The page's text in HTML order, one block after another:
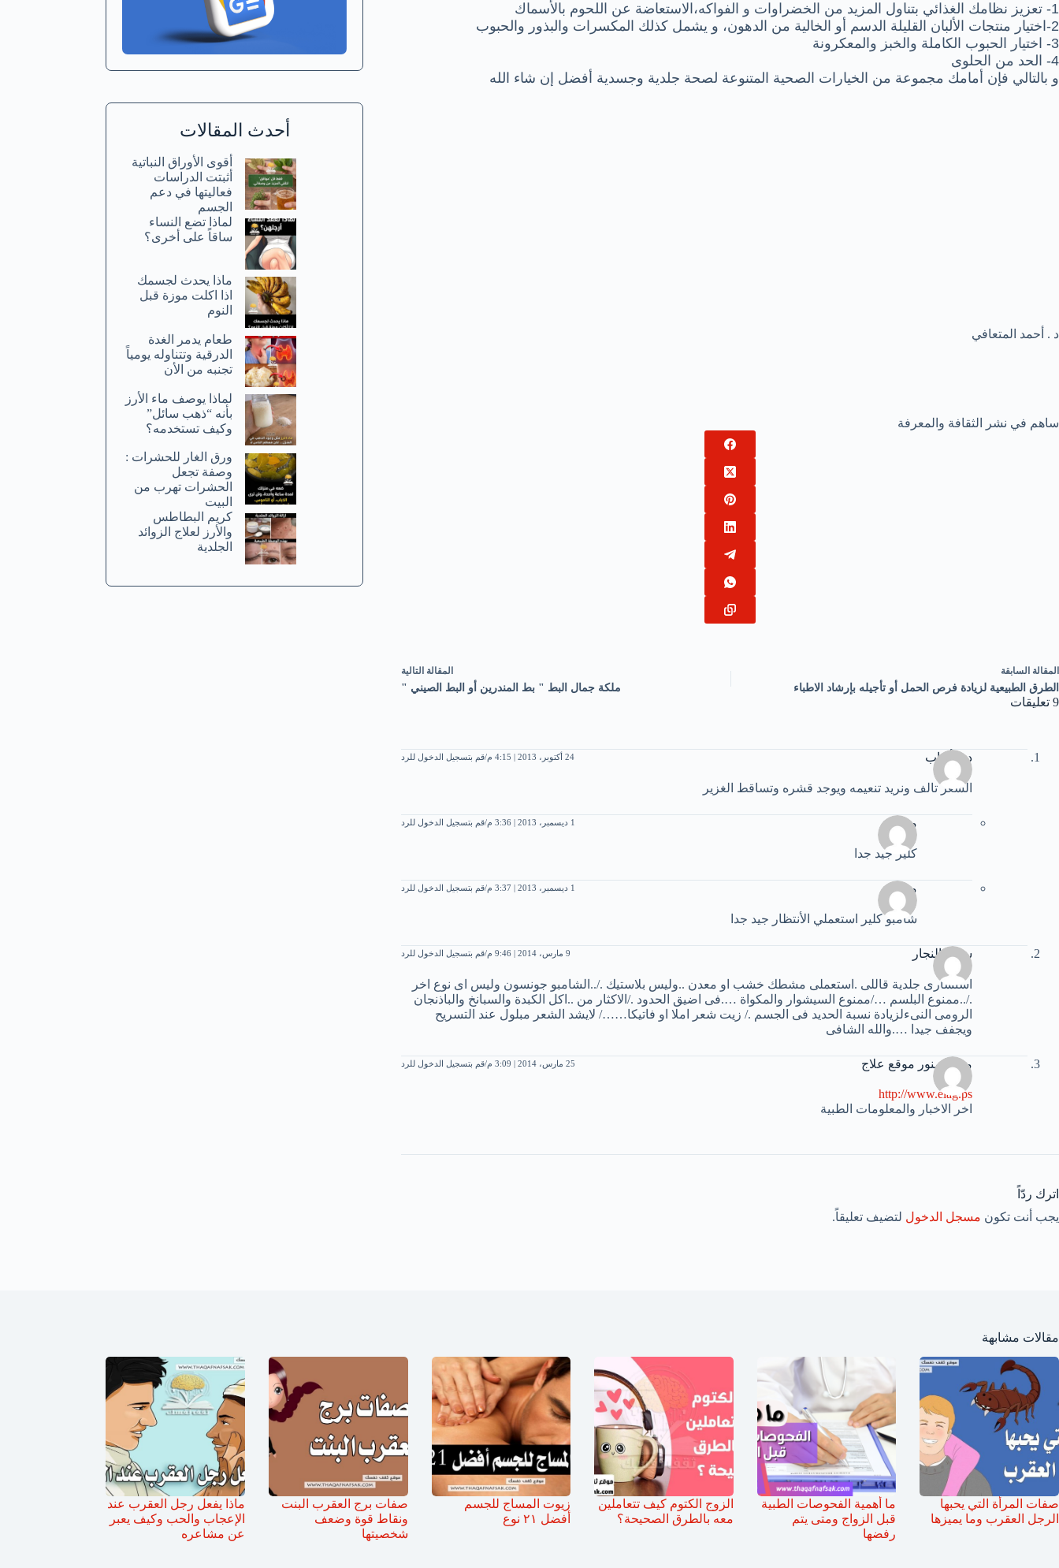
1- تعزيز نظامك الغذائي بتناول المزيد من الخضراوات و الفواكه،الاستعاضة عن اللحوم بالأسماك
2-اختيار منتجات الألبان القليلة الدسم أو الخالية من الدهون، و يشمل كذلك المكسرات والبذور والحبوب
3- اختيار الحبوب الكاملة والخبز والمعكرونة
4- الحد من الحلوى
و بالتالي فإن أمامك مجموعة من الخيارات الصحية المتنوعة لصحة جلدية وجسدية أفضل إن شاء الله
د . أحمد المتعافي
ساهم في نشر الثقافة والمعرفة
المقالة السابقة
الطرق الطبيعية لزيادة فرص الحمل أو تأجيله بإرشاد الاطباء
المقالة التالية
ملكة جمال البط " بط المندرين أو البط الصيني "
9 تعليقات
دينا أيهاب 24 أكتوبر، 2013 | 4:15 م قم بتسجيل الدخول للرد
الشعر تالف ونريد تنعيمه ويوجد قشره وتساقط الغزير
محمد 1 ديسمبر، 2013 | 3:36 م قم بتسجيل الدخول للرد
كلير جيد جدا
محمد 1 ديسمبر، 2013 | 3:37 م قم بتسجيل الدخول للرد
شامبو كلير استعملي الأنتظار جيد جدا
سوما النجار 9 مارس، 2014 | 9:46 م قم بتسجيل الدخول للرد
استشارى جلدية قاللى .استعملى مشطك خشب او معدن ..وليس بلاستيك ./..الشامبو جونسون وليس اى نوع اخر
./..ممنوع البلسم …/ممنوع السيشوار والمكواة ….فى اضيق الحدود ./الاكثار من ..اكل الكبدة والسبانخ والباذنجان
الرومى النىءلزيادة نسبة الحديد فى الجسم ./ زيت شعر املا او فاتيكا……/ لايشد الشعر مبلول عند التسريح
ويجفف جيدا ….والله الشافى
مركز منور موقع علاج 25 مارس، 2014 | 3:09 م قم بتسجيل الدخول للرد
http://www.elag.ps
اخر الاخبار والمعلومات الطبية
اترك ردّاً
يجب أنت تكون مسجل الدخول لتضيف تعليقاً.
أحدث المقالات
أقوى الأوراق النباتية
أثبتت الدراسات
فعاليتها في دعم
الجسم
لماذا تضع النساء
ساقاً على أخرى؟
ماذا يحدث لجسمك
اذا اكلت موزة قبل
النوم
طعام يدمر الغدة
الدرقية وتتناوله يومياً
تجنبه من الأن
لماذا يوصف ماء الأرز
بأنه “ذهب سائل”
وكيف تستخدمه؟
ورق الغار للحشرات :
وصفة تجعل
الحشرات تهرب من
البيت
كريم البطاطس
والأرز لعلاج الزوائد
الجلدية
مقالات مشابهة
صفات المرأة التي يحبها
الرجل العقرب وما يميزها
ما أهمية الفحوصات الطبية
قبل الزواج ومتى يتم
رفضها
الزوج الكتوم كيف تتعاملين
معه بالطرق الصحيحة؟
زيوت المساج للجسم
أفضل ٢١ نوع
صفات برج العقرب البنت
ونقاط قوة وضعف
شخصيتها
ماذا يفعل رجل العقرب عند
الإعجاب والحب وكيف يعبر
عن مشاعره